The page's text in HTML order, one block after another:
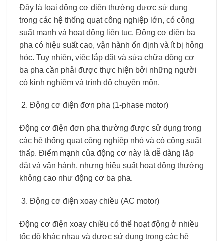
Đây là loại động cơ điện thường được sử dụng
trong các hệ thống quạt công nghiệp lớn, có công
suất mạnh và hoạt động liên tục. Động cơ điện ba
pha có hiệu suất cao, vận hành ổn định và ít bị hỏng
hóc. Tuy nhiên, việc lắp đặt và sửa chữa động cơ
ba pha cần phải được thực hiện bởi những người
có kinh nghiệm và trình độ chuyên môn.
Động cơ điện đơn pha (1-phase motor)
Động cơ điện đơn pha thường được sử dụng trong
các hệ thống quạt công nghiệp nhỏ và có công suất
thấp. Điểm mạnh của động cơ này là dễ dàng lắp
đặt và vận hành, nhưng hiệu suất hoạt động thường
không cao như động cơ ba pha.
Động cơ điện xoay chiều (AC motor)
Động cơ điện xoay chiều có thể hoạt động ở nhiều
tốc độ khác nhau và được sử dụng trong các hệ